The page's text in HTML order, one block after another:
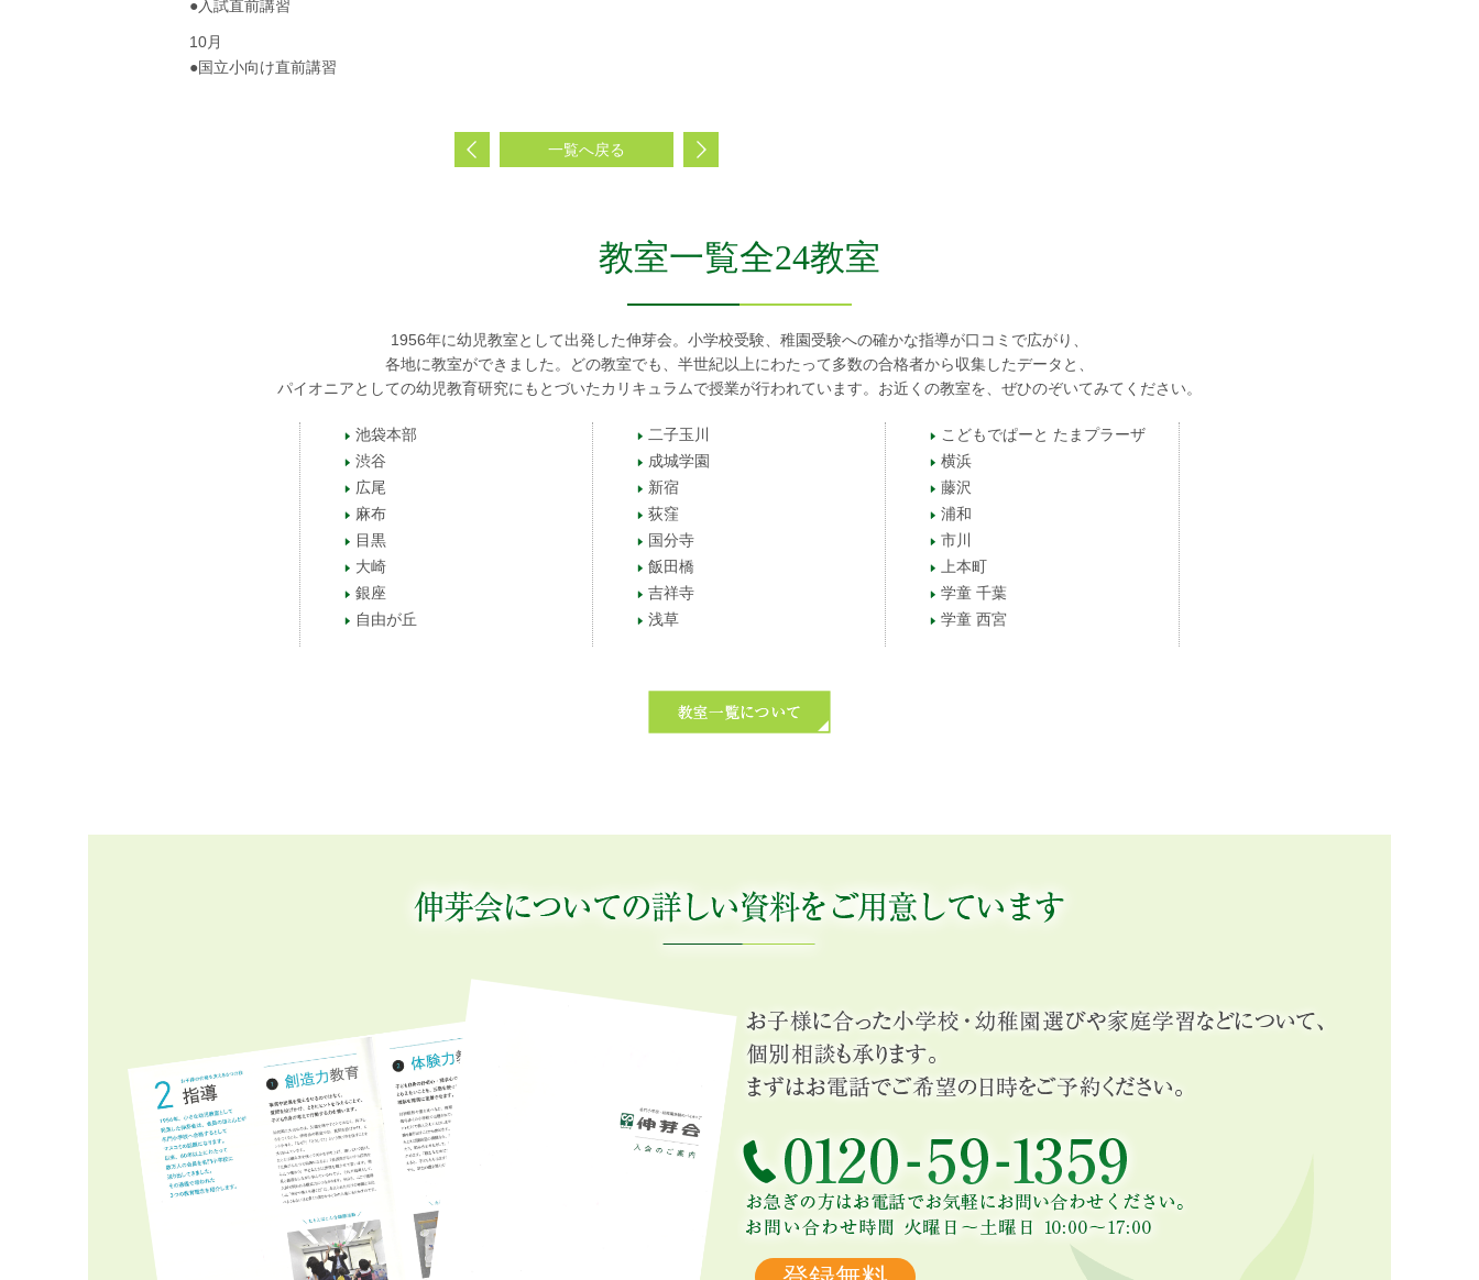
●入試直前講習
10月
●国立小向け直前講習
一覧へ戻る
教室一覧全24教室
1956年に幼児教室として出発した伸芽会。小学校受験、稚園受験への確かな指導が口コミで広がり、
各地に教室ができました。どの教室でも、半世紀以上にわたって多数の合格者から収集したデータと、
パイオニアとしての幼児教育研究にもとづいたカリキュラムで授業が行われています。お近くの教室を、ぜひのぞいてみてください。
池袋本部
渋谷
広尾
麻布
目黒
大崎
銀座
自由が丘
二子玉川
成城学園
新宿
荻窪
国分寺
飯田橋
吉祥寺
浅草
こどもでぱーと たまプラーザ
横浜
藤沢
浦和
市川
上本町
学童 千葉
学童 西宮